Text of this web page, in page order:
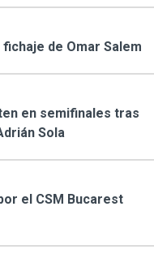
de Omar Salem
en semifinales tras
Sola
el CSM Bucarest